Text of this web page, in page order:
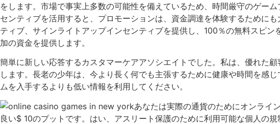
をします。市場で事実上多数の可能性を備えているため、時間厳守のゲー
センティブを活用すると、プロモーションは、資金調達を体験するために
ティブ、サインライトアップインセンティブを提供し、100％の無料スピ
加の資金を提供します。
簡単に新しい応答するカスタマーケアアソシエイトでした。私は、優れた
します。長老の少年は、今より長く何でも主張するために健康や時間を感
ムを入手するよりも低い情報を利用してください。
あなたは実際の通貨のためにオンライ
良い$ 10のプットです。はい、アスリート保護のために利用可能な個人の